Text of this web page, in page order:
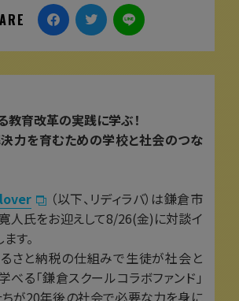
教育改革の実践に学ぶ！
力を育むための学校と社会のつな
（以下、リディラバ）は鎌倉市
人氏をお迎えして8/26(金)に対談イ
す。
さと納税の仕組みで生徒が社会と
べる「鎌倉スクールコラボファンド」